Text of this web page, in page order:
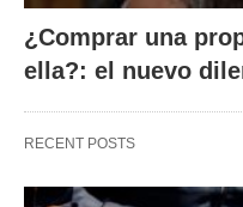
¿Comprar una
ella?: el nuevo
RECENT POSTS